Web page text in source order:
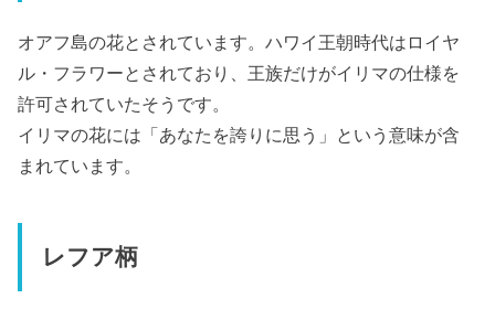
オアフ島の花とされています。ハワイ王朝時代はロイヤ
ル・フラワーとされており、王族だけがイリマの仕様を
許可されていたそうです。
イリマの花には「あなたを誇りに思う」という意味が含
まれています。
レフア柄